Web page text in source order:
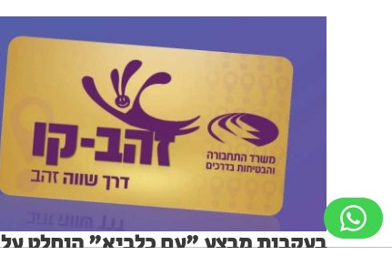
בעקבות מבצע "עם כלביא" הוחלט על